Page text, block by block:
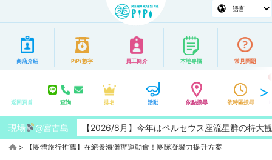
商店介紹 PiPi 數字 員工簡介 本地專欄 常見問題
返回頁首 查詢 排名 活動 依點搜尋 依時區搜尋
現場 @宮古島【2026/8月】今年はペルセウス座流星群の特大観測チ
> 【團體旅行推薦】在絕景海灘辦運動會！團隊凝聚力提升方案